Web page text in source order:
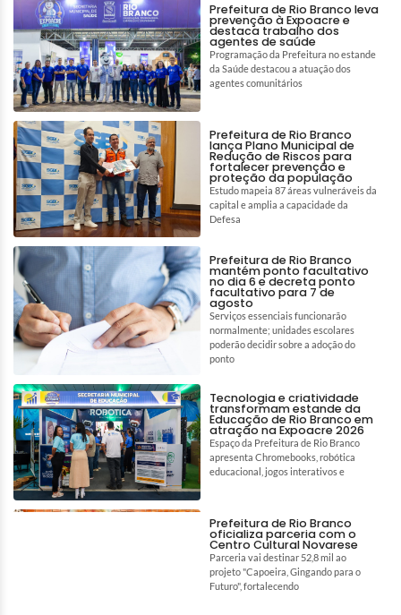
Prefeitura de Rio Branco leva
prevenção à Expoacre e
destaca trabalho dos
agentes de saúde
Programação da Prefeitura no estande
da Saúde destacou a atuação dos
agentes comunitários
Prefeitura de Rio Branco
lança Plano Municipal de
Redução de Riscos para
fortalecer prevenção e
proteção da população
Estudo mapeia 87 áreas vulneráveis da
capital e amplia a capacidade da
Defesa
Prefeitura de Rio Branco
mantém ponto facultativo
no dia 6 e decreta ponto
facultativo para 7 de
agosto
Serviços essenciais funcionarão
normalmente; unidades escolares
poderão decidir sobre a adoção do
ponto
Tecnologia e criatividade
transformam estande da
Educação de Rio Branco em
atração na Expoacre 2026
Espaço da Prefeitura de Rio Branco
apresenta Chromebooks, robótica
educacional, jogos interativos e
Prefeitura de Rio Branco
oficializa parceria com o
Centro Cultural Novarese
Parceria vai destinar 52,8 mil ao
projeto "Capoeira, Gingando para o
Futuro", fortalecendo